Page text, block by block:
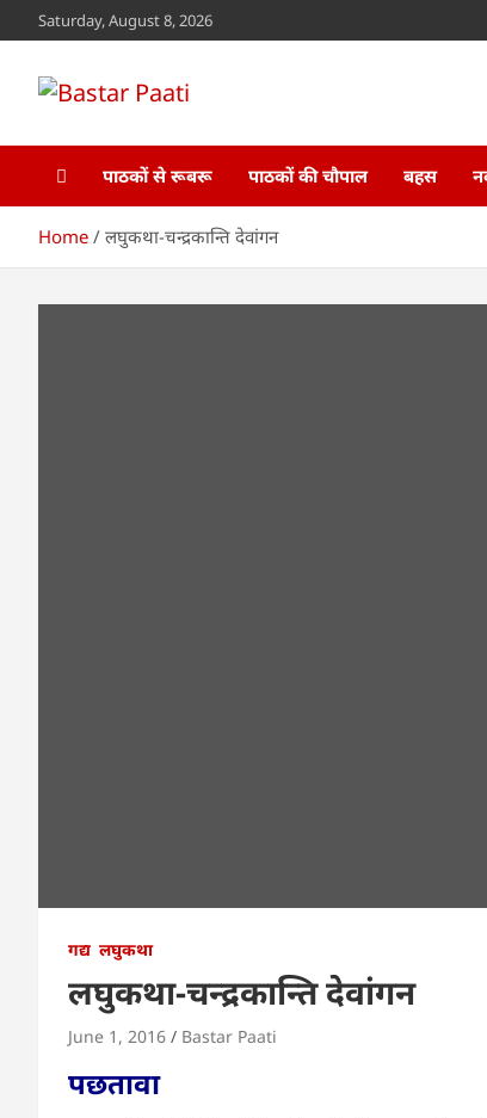
to
Saturday, August 8, 2026
Bastar Paati
पाठकों से रूबरू पाठकों की चौपाल बहस
Home लघुकथा-चन्द्रकान्ति देवांगन
गद्य लघुकथा
लघुकथा-चन्द्रकान्ति देवांगन
June 1, 2016 Bastar Paati
पछतावा